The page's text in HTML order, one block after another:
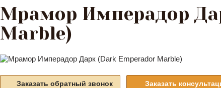
Мрамор Имперадор
Marble)
Заказать обратный звонок Заказать